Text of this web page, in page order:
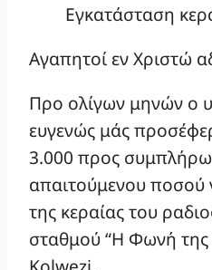
Εγκατάσταση
Αγαπητοί εν Χριστώ
Προ ολίγων μηνών ο
ευγενώς μάς
3.000 προς
απαιτούμενου ποσού
της κεραίας του
σταθμού “Η Φωνή της